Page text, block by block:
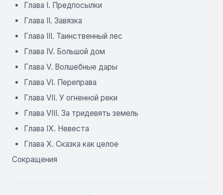
Глава I. Предпосылки
Глава II. Завязка
Глава III. Таинственный лес
Глава IV. Большой дом
Глава V. Волшебные дары
Глава VI. Переправа
Глава VII. У огненной реки
Глава VIII. За тридевять земель
Глава IX. Невеста
Глава X. Сказка как целое
Сокращения